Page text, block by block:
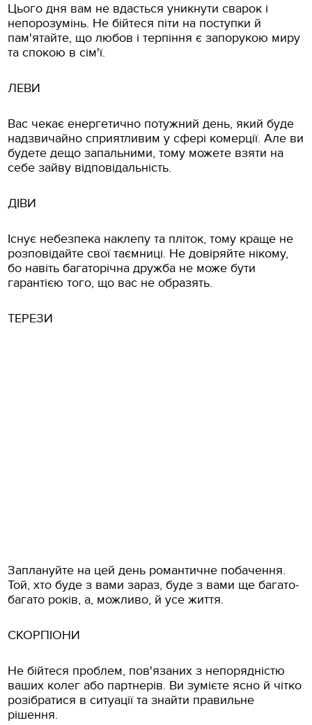
Цього дня вам не вдасться уникнути сварок і
непорозумінь. Не бійтеся піти на поступки й
пам'ятайте, що любов і терпіння є запорукою миру
та спокою в сім'ї.
ЛЕВИ
Вас чекає енергетично потужний день, який буде
надзвичайно сприятливим у сфері комерції. Але ви
будете дещо запальними, тому можете взяти на
себе зайву відповідальність.
ДІВИ
Існує небезпека наклепу та пліток, тому краще не
розповідайте свої таємниці. Не довіряйте нікому,
бо навіть багаторічна дружба не може бути
гарантією того, що вас не образять.
ТЕРЕЗИ
Заплануйте на цей день романтичне побачення.
Той, хто буде з вами зараз, буде з вами ще багато-
багато років, а, можливо, й усе життя.
СКОРПІОНИ
Не бійтеся проблем, пов'язаних з непорядністю
ваших колег або партнерів. Ви зумієте ясно й чітко
розібратися в ситуації та знайти правильне
рішення.